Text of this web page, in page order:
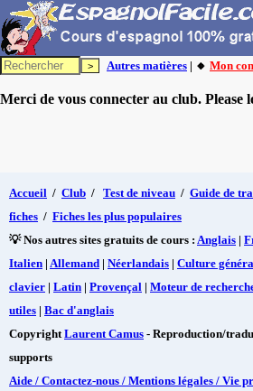
Autres matières | 🔸 Mon
Merci de vous connecter au club. Please
Accueil / Club / Test de niveau / Guide de
fiches / Fiches les plus populaires
💡 Nos autres sites gratuits de cours : Anglais |
Italien | Allemand | Néerlandais | Culture
clavier | Latin | Provençal | Moteur de
utiles | Bac d'anglais
CopyrightLaurent Camus - Reproduction/
supports
Aide / Contactez-nous / Mentions légales / Vie